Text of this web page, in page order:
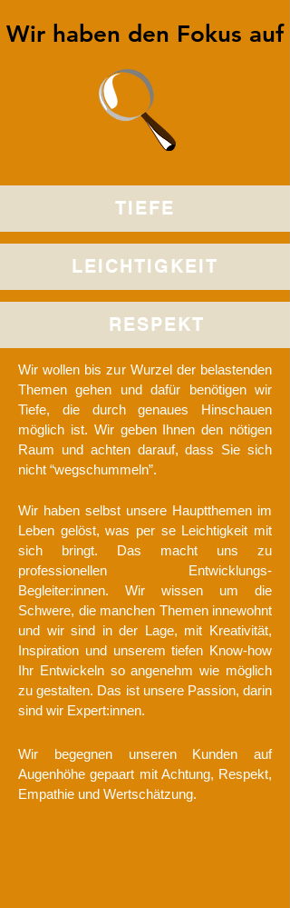
Wir haben den Fokus auf
Wir haben den Fokus auf
TIEFE
LEICHTIGKEIT
RESPEKT
Wir wollen bis zur Wurzel der belastenden
Themen gehen und dafür benötigen wir
Tiefe, die durch genaues Hinschauen
möglich ist. Wir geben Ihnen den nötigen
Raum und achten darauf, dass Sie sich
nicht “wegschummeln”.
Wir haben selbst unsere Hauptthemen im
Leben gelöst, was per se Leichtigkeit mit
sich bringt. Das macht uns zu
professionellen Entwicklungs-
Begleiter:innen. Wir wissen um die
Schwere, die manchen Themen innewohnt
und wir sind in der Lage, mit Kreativität,
Inspiration und unserem tiefen Know-how
Ihr Entwickeln so angenehm wie möglich
zu gestalten. Das ist unsere Passion, darin
sind wir Expert:innen.
Wir begegnen unseren Kunden auf
Augenhöhe gepaart mit Achtung, Respekt,
Empathie und Wertschätzung.